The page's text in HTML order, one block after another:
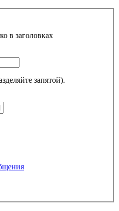
в заголовках
запятой).